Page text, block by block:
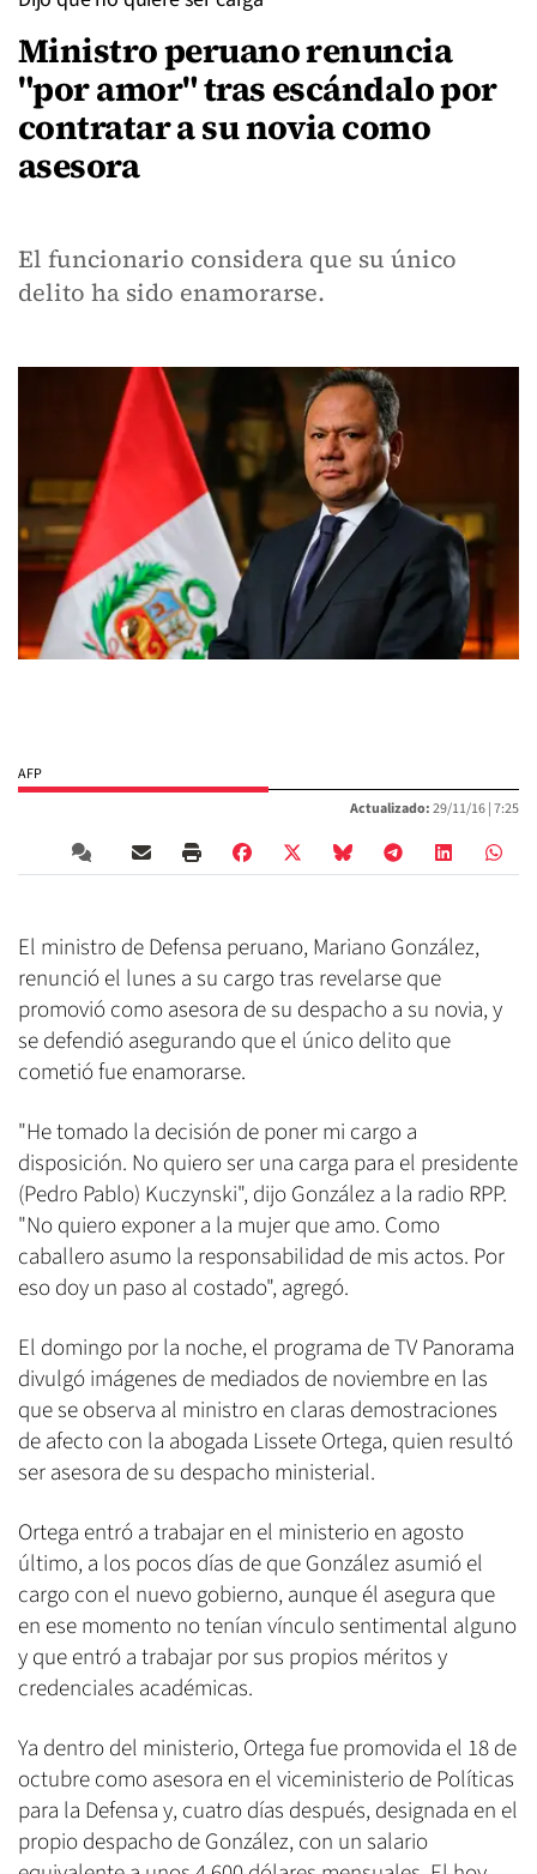
Ministro peruano renuncia
"por amor" tras escándalo por
contratar a su novia como
asesora
El funcionario considera que su único
delito ha sido enamorarse.
AFP
Actualizado:29/11/16 |7:25
El ministro de Defensa peruano, Mariano González,
renunció el lunes a su cargo tras revelarse que
promovió como asesora de su despacho a su novia, y
se defendió asegurando que el único delito que
cometió fue enamorarse.
"He tomado la decisión de poner mi cargo a
disposición. No quiero ser una carga para el presidente
(Pedro Pablo) Kuczynski", dijo González a la radio RPP.
"No quiero exponer a la mujer que amo. Como
caballero asumo la responsabilidad de mis actos. Por
eso doy un paso al costado", agregó.
El domingo por la noche, el programa de TV Panorama
divulgó imágenes de mediados de noviembre en las
que se observa al ministro en claras demostraciones
de afecto con la abogada Lissete Ortega, quien resultó
ser asesora de su despacho ministerial.
Ortega entró a trabajar en el ministerio en agosto
último, a los pocos días de que González asumió el
cargo con el nuevo gobierno, aunque él asegura que
en ese momento no tenían vínculo sentimental alguno
y que entró a trabajar por sus propios méritos y
credenciales académicas.
Ya dentro del ministerio, Ortega fue promovida el 18 de
octubre como asesora en el viceministerio de Políticas
para la Defensa y, cuatro días después, designada en el
propio despacho de González, con un salario